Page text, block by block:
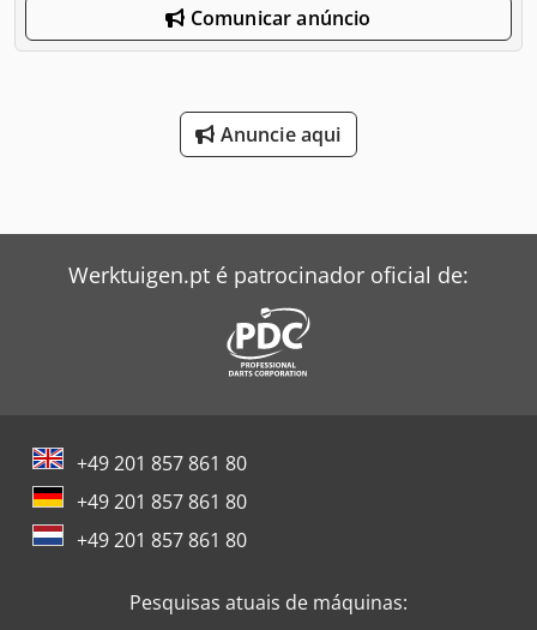
Comunicar anúncio
Anuncie aqui
Werktuigen.pt é patrocinador oficial de:
+49 201 857 861 80
+49 201 857 861 80
+49 201 857 861 80
Pesquisas atuais de máquinas: